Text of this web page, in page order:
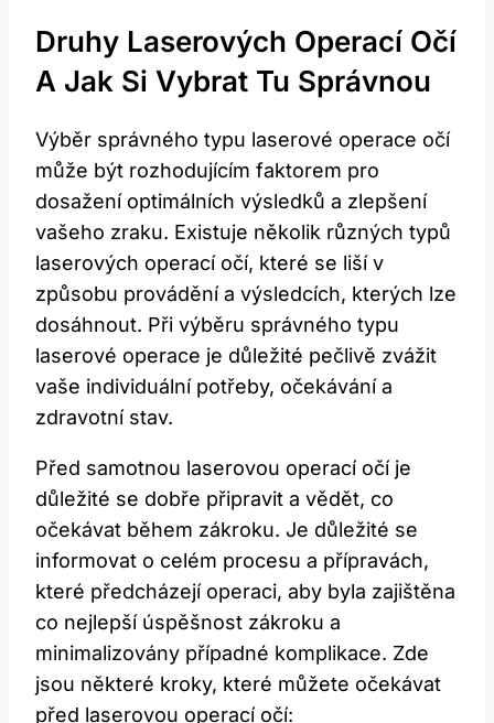
Druhy Laserových Operací Očí
A Jak Si Vybrat Tu Správnou
Výběr správného‌ typu laserové operace ⁢očí‍
může být rozhodujícím faktorem pro
dosažení optimálních výsledků⁤ a zlepšení
vašeho zraku.​ Existuje několik různých typů
laserových operací očí, které‌ se liší ⁣v
způsobu provádění a‌ výsledcích, kterých lze
dosáhnout. Při výběru správného typu
⁤laserové operace ‍je důležité pečlivě zvážit
vaše individuální potřeby, očekávání a
zdravotní stav.
Před samotnou laserovou operací očí je
důležité se dobře ‍připravit a ‍vědět, co
očekávat během zákroku. Je důležité se‍
informovat o​ celém procesu a přípravách,‍
které ⁣předcházejí ⁤operaci, aby⁢ byla zajištěna
co nejlepší úspěšnost zákroku ⁢a
minimalizovány případné ⁣komplikace. Zde
jsou‌ některé ⁤kroky, které můžete očekávat
před laserovou‌ operací očí: